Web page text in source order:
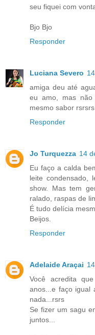
seu fiquei com
Bjo Bjo
Responder
Luciana Severo
amiga deu até
eu amo, mas
mesmo sabor
Responder
Jo Turquezza 14
Eu faço a calda
leite condensado,
show. Mas tem
ralado, raspas de
É tudo delícia
Beijos.
Responder
Adelaide Araçai
Você acredita
anos...e faço igual
nada...rsrs
Se fizer um sagu
juntos...